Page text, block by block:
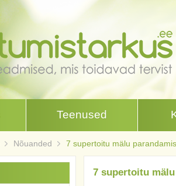
Teenused
Nõuanded 7 supertoitu mälu
7 supertoitu